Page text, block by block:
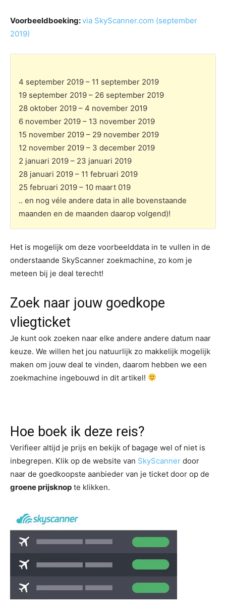
Voorbeeldboeking:via SkyScanner.com (september
2019)
4 september 2019 – 11 september 2019
19 september 2019 – 26 september 2019
28 oktober 2019 – 4 november 2019
6 november 2019 – 13 november 2019
15 november 2019 – 29 november 2019
12 november 2019 – 3 december 2019
2 januari 2019 – 23 januari 2019
28 januari 2019 – 11 februari 2019
25 februari 2019 – 10 maart 019
.. en nog véle andere data in alle bovenstaande
maanden en de maanden daarop volgend)!
Het is mogelijk om deze voorbeelddata in te vullen in de
onderstaande SkyScanner zoekmachine, zo kom je
meteen bij je deal terecht!
Zoek naar jouw goedkope
vliegticket
Je kunt ook zoeken naar elke andere andere datum naar
keuze. We willen het jou natuurlijk zo makkelijk mogelijk
maken om jouw deal te vinden, daarom hebben we een
zoekmachine ingebouwd in dit artikel!
Hoe boek ik deze reis?
Verifieer altijd je prijs en bekijk of bagage wel of niet is
inbegrepen. Klik op de website van SkyScanner door
naar de goedkoopste aanbieder van je ticket door op de
groene prijsknop te klikken.